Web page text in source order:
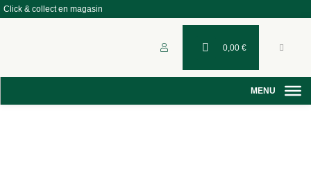
Click & collect en magasin
0,00 €